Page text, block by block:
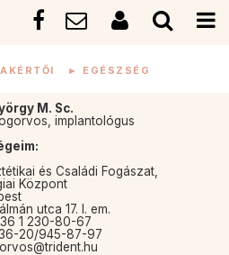
► EGÉSZSÉG
M. Sc.
implantológus
és Családi Fogászat,
Központ
utca 17. I. em.
1 230-80-67
945-87-97